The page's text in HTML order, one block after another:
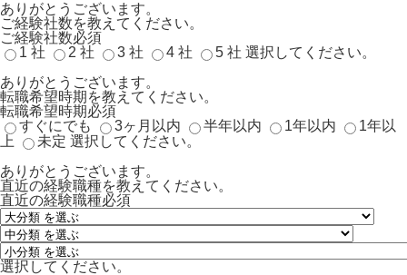
ありがとうございます。
ご経験社数を教えてください。
ご経験社数必須
1 社
2 社 3 社 4 社 5 社 選択してください。
ありがとうございます。
転職希望時期を教えてください。
転職希望時期必須
すぐにでも
3ヶ月以内 半年以内 1年以内
1年以
上
未定 選択してください。
ありがとうございます。
直近の経験職種を教えてください。
直近の経験職種必須
選択してください。